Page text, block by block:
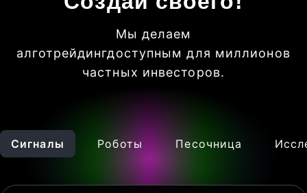
Мы делаем
алготрейдингдоступным для миллионов
частных инвесторов.
Сигналы Роботы Песочница